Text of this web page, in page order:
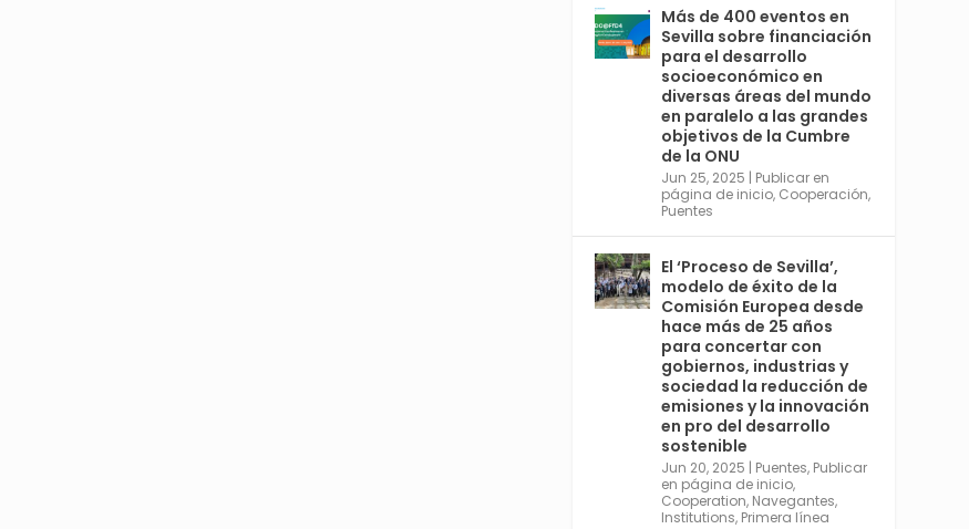
1 Twitter
Sevilla World
@worldsevilla
30 Dic 2024
👉 La cita de ámbito
mundial más relevante en
#Sevilla en 2025 es una
cumbre organizada por
@ONU_es del 30 de junio al 3
de julio, con España
@MAECgob como anfitriona.
🌍 Cuarta Conferencia
Internacional sobre la
Financiación para el
Desarrollo. Ver más:
https://financing.desa.un.or
g/ffd4
2 Twitter
Más de 400 eventos en
Sevilla sobre financiación
para el desarrollo
socioeconómico en
diversas áreas del mundo
en paralelo a las grandes
objetivos de la Cumbre
de la ONU
Jun 25, 2025 | Publicar en
página de inicio, Cooperación,
Puentes
El ‘Proceso de Sevilla’,
modelo de éxito de la
Comisión Europea desde
hace más de 25 años
para concertar con
gobiernos, industrias y
sociedad la reducción de
emisiones y la innovación
en pro del desarrollo
sostenible
Jun 20, 2025 | Puentes, Publicar
en página de inicio,
Cooperation, Navegantes,
Institutions, Primera línea